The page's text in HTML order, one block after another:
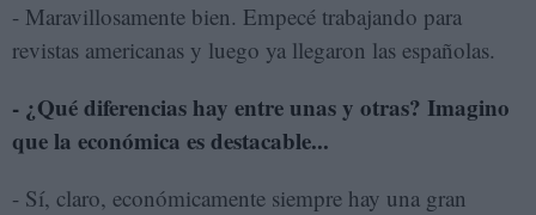
- Maravillosamente bien. Empecé trabajando para
revistas americanas y luego ya llegaron las españolas.
- ¿Qué diferencias hay entre unas y otras? Imagino
que la económica es destacable...
- Sí, claro, económicamente siempre hay una gran